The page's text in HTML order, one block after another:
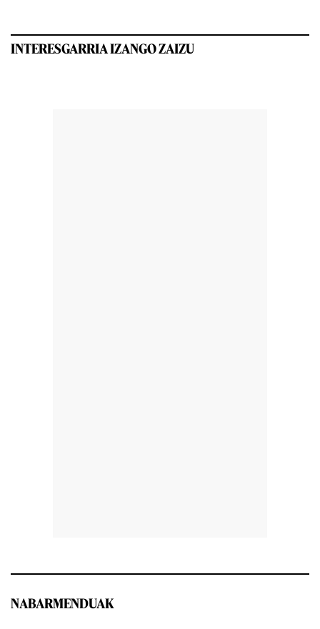
INTERESGARRIA IZANGO ZAIZU
NABARMENDUAK